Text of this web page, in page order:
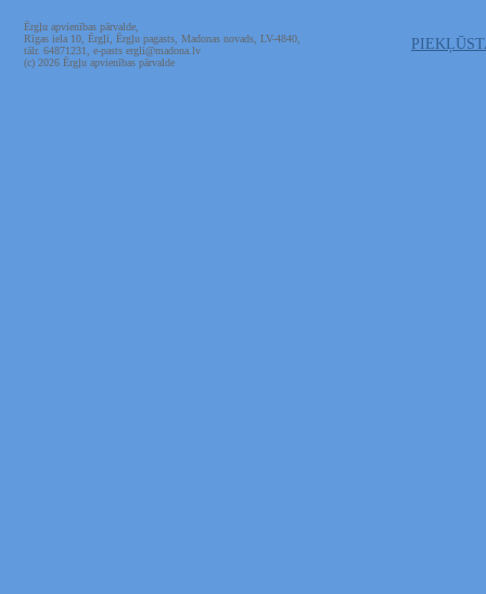
Ērgļu apvienības pārvalde,
Rīgas iela 10, Ērgļi, Ērgļu pagasts, Madonas novads, LV-4840,
tālr. 64871231, e-pasts ergli@madona.lv
(c) 2026 Ērgļu apvienības pārvalde